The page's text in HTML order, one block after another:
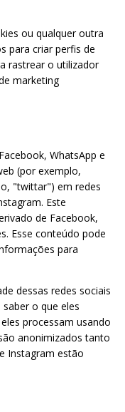
ou qualquer outra
para criar perfis de
rastrear o utilizador
marketing
WhatsApp e
(por exemplo,
"twittar") em redes
Este
de Facebook,
Esse conteúdo pode
para
dessas redes sociais
o que eles
processam usando
anonimizados tanto
Instagram estão